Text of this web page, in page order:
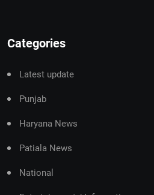
Categories
Latest update
Punjab
Haryana News
Patiala News
National